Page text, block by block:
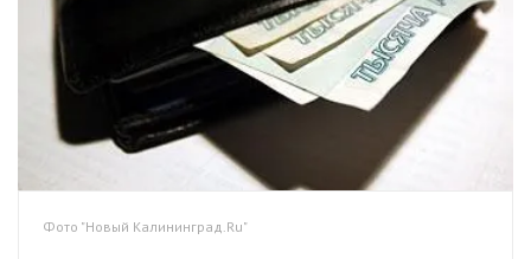
Фото "Новый Калининград.Ru"